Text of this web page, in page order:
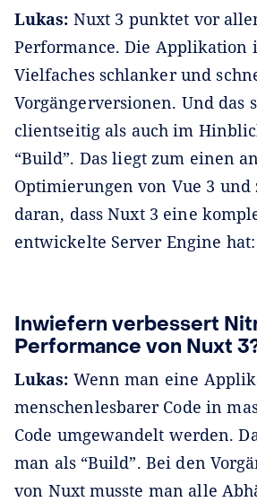
Lukas: Nuxt 3 punktet vor
Performance. Die Applikation
Vielfaches schlanker und
Vorgängerversionen. Und das
clientseitig als auch im
“Build”. Das liegt zum einen
Optimierungen von Vue 3 und
daran, dass Nuxt 3 eine
entwickelte Server Engine hat:
Inwiefern verbessert
Performance von Nuxt
Lukas: Wenn man eine
menschenlesbarer Code in
Code umgewandelt werden.
man als “Build”. Bei den
von Nuxt musste man alle